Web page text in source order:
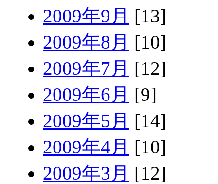
2009年9月 [13]
2009年8月 [10]
2009年7月 [12]
2009年6月 [9]
2009年5月 [14]
2009年4月 [10]
2009年3月 [12]